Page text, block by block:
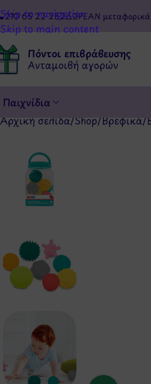
Skip to navigation
Skip to main content
210 65 22 282ΔΩΡΕΑΝ
Πόντοι επιβράβευσης
Ανταμοιβή αγορών
Παιχνίδια
Αρχική σελίδα/Shop/Βρεφικά/